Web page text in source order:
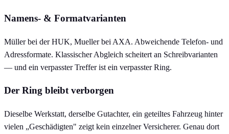
Namens- & Formatvarianten
Müller bei der HUK, Mueller bei AXA. Abweichende Telefon- und
Adressformate. Klassischer Abgleich scheitert an Schreibvarianten
— und ein verpasster Treffer ist ein verpasster Ring.
Der Ring bleibt verborgen
Dieselbe Werkstatt, derselbe Gutachter, ein geteiltes Fahrzeug hinter
vielen „Geschädigten" zeigt kein einzelner Versicherer. Genau dort